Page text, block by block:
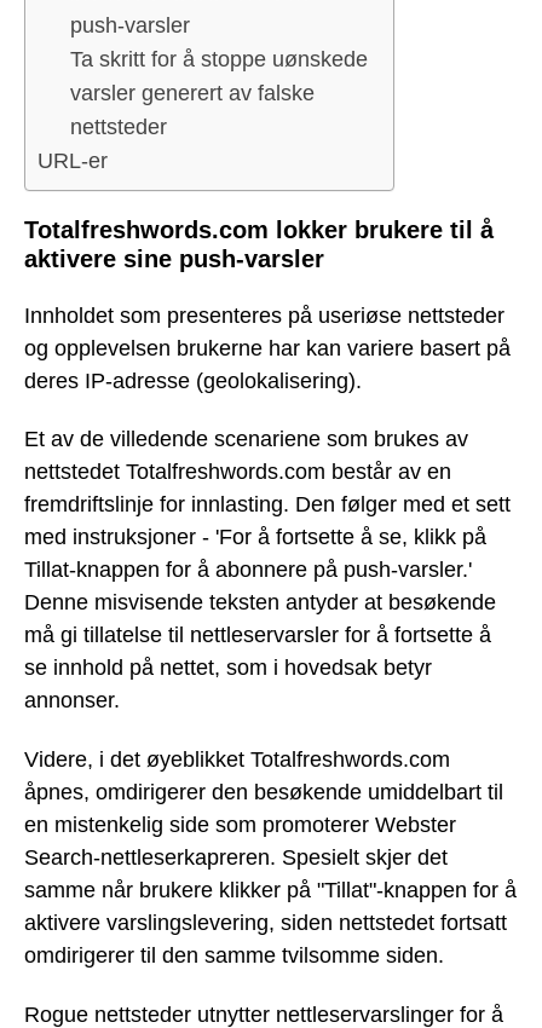
push-varsler
Ta skritt for å stoppe uønskede
varsler generert av falske
nettsteder
URL-er
Totalfreshwords.com lokker brukere til å
aktivere sine push-varsler
Innholdet som presenteres på useriøse nettsteder
og opplevelsen brukerne har kan variere basert på
deres IP-adresse (geolokalisering).
Et av de villedende scenariene som brukes av
nettstedet Totalfreshwords.com består av en
fremdriftslinje for innlasting. Den følger med et sett
med instruksjoner - 'For å fortsette å se, klikk på
Tillat-knappen for å abonnere på push-varsler.'
Denne misvisende teksten antyder at besøkende
må gi tillatelse til nettleservarsler for å fortsette å
se innhold på nettet, som i hovedsak betyr
annonser.
Videre, i det øyeblikket Totalfreshwords.com
åpnes, omdirigerer den besøkende umiddelbart til
en mistenkelig side som promoterer Webster
Search-nettleserkapreren. Spesielt skjer det
samme når brukere klikker på "Tillat"-knappen for å
aktivere varslingslevering, siden nettstedet fortsatt
omdirigerer til den samme tvilsomme siden.
Rogue nettsteder utnytter nettleservarslinger for å